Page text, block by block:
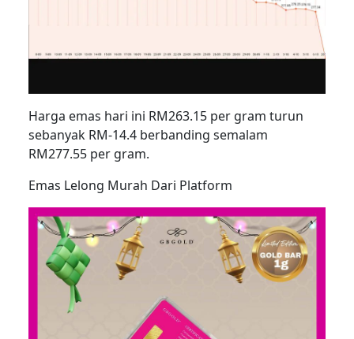
Harga emas hari ini RM263.15 per gram turun
sebanyak RM-14.4 berbanding semalam
RM277.55 per gram.
Emas Lelong Murah Dari Platform